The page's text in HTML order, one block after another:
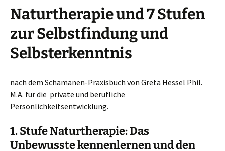
Naturtherapie und 7 Stufen
zur Selbstfindung und
Selbsterkenntnis
nach dem Schamanen-Praxisbuch von Greta Hessel Phil.
M.A. für die private und berufliche
Persönlichkeitsentwicklung.
1. Stufe Naturtherapie: Das
Unbewusste kennenlernen und den